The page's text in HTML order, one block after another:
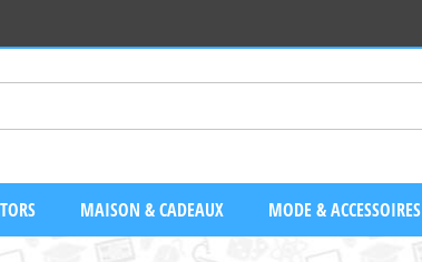
MAISON & CADEAUX MODE & ACCESSOIRES